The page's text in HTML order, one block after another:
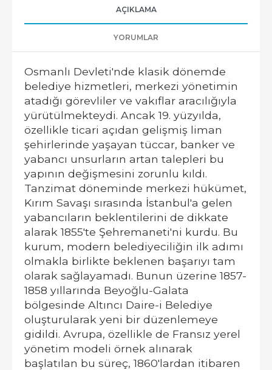
AÇIKLAMA
YORUMLAR
Osmanlı Devleti'nde klasik dönemde
belediye hizmetleri, merkezi yönetimin
atadığı görevliler ve vakıflar aracılığıyla
yürütülmekteydi. Ancak 19. yüzyılda,
özellikle ticari açıdan gelişmiş liman
şehirlerinde yaşayan tüccar, banker ve
yabancı unsurların artan talepleri bu
yapının değişmesini zorunlu kıldı.
Tanzimat döneminde merkezi hükümet,
Kırım Savaşı sırasında İstanbul'a gelen
yabancıların beklentilerini de dikkate
alarak 1855'te Şehremaneti'ni kurdu. Bu
kurum, modern belediyeciliğin ilk adımı
olmakla birlikte beklenen başarıyı tam
olarak sağlayamadı. Bunun üzerine 1857-
1858 yıllarında Beyoğlu-Galata
bölgesinde Altıncı Daire-i Belediye
oluşturularak yeni bir düzenlemeye
gidildi. Avrupa, özellikle de Fransız yerel
yönetim modeli örnek alınarak
başlatılan bu süreç, 1860'lardan itibaren